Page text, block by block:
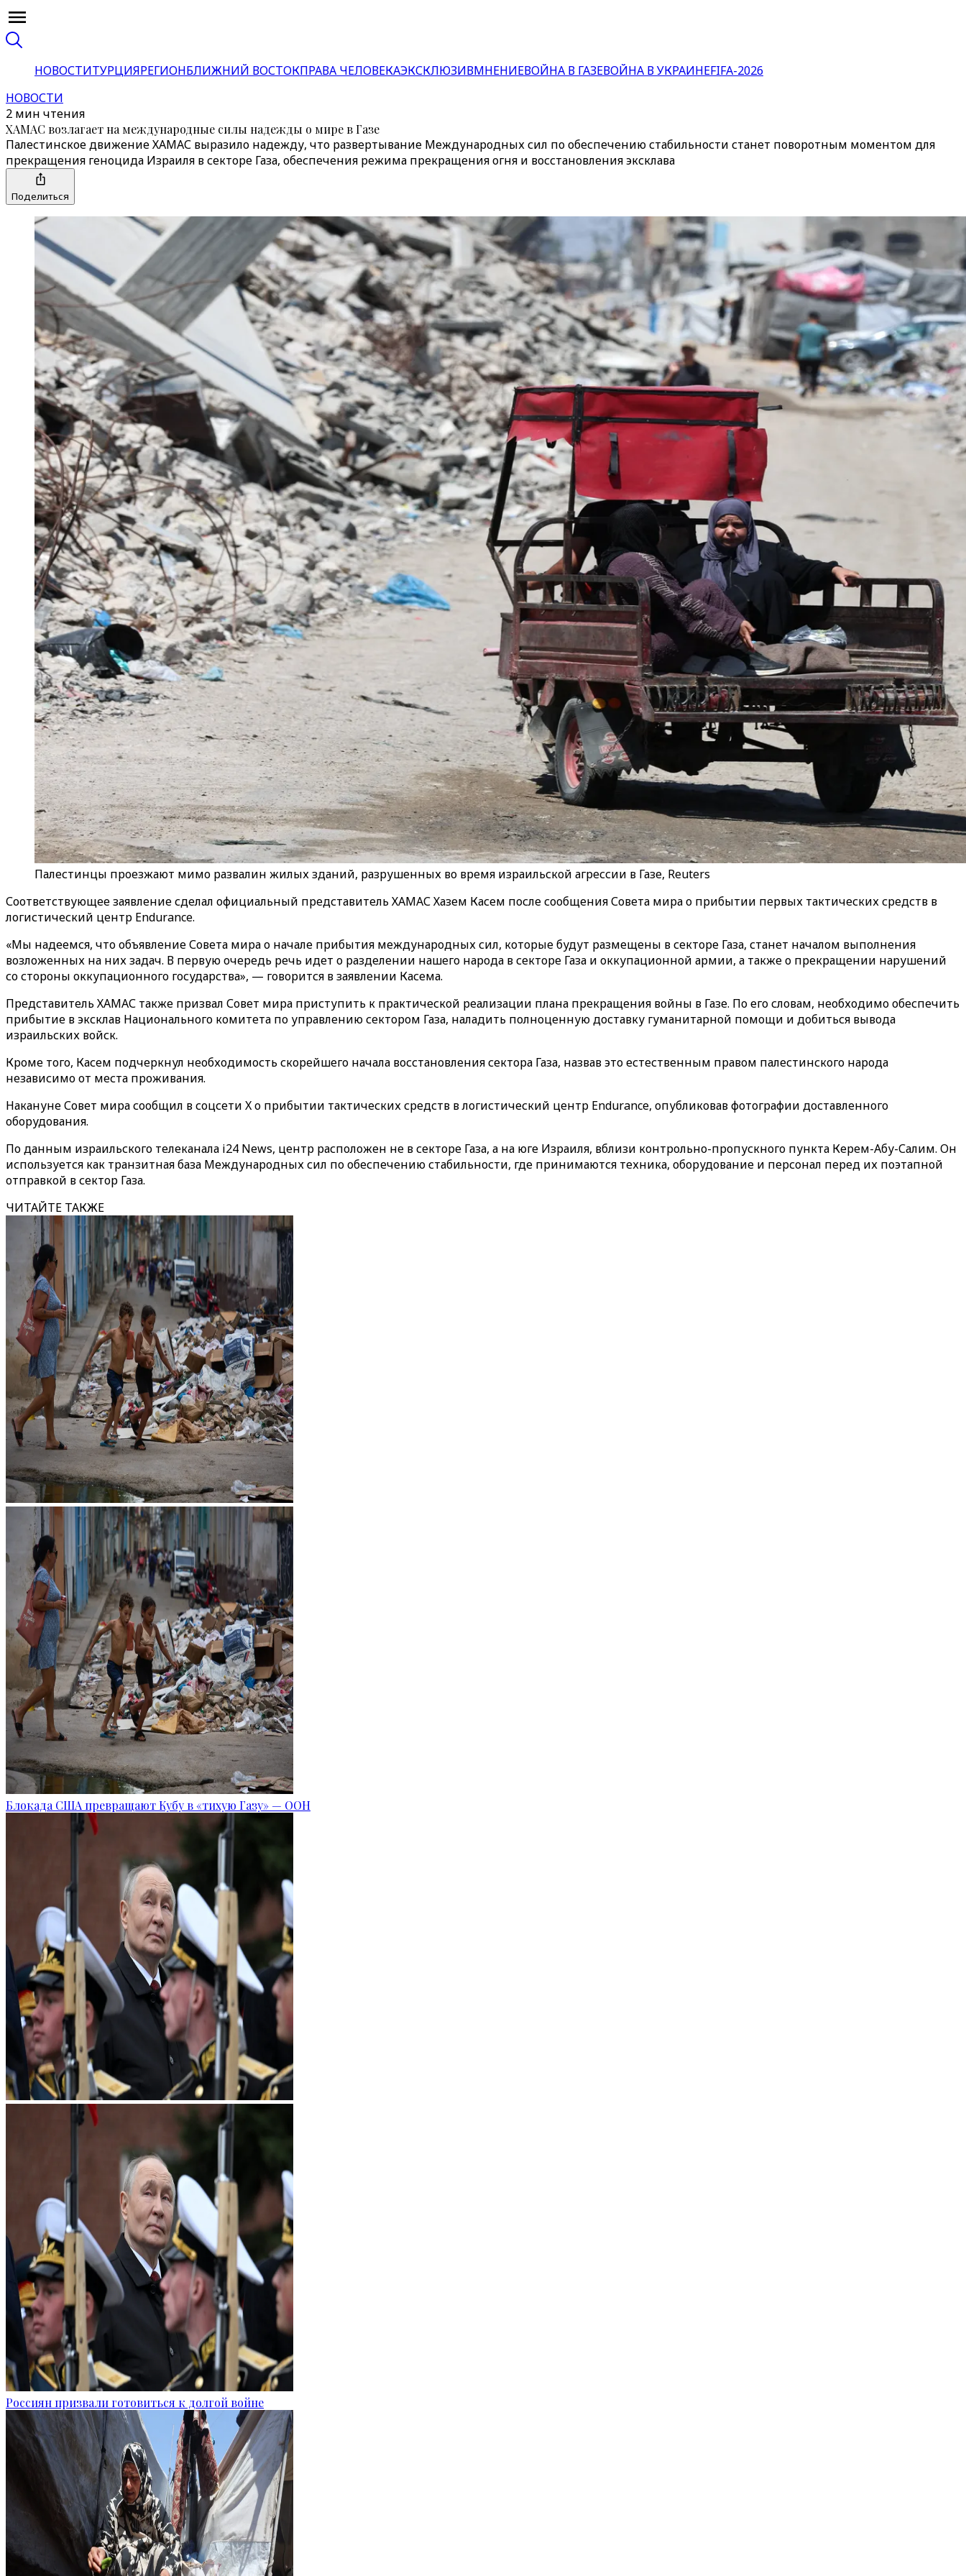
НОВОСТИТУРЦИЯРЕГИОНБЛИЖНИЙ ВОСТОКПРАВА ЧЕЛОВЕКАЭКСКЛЮЗИВМНЕНИЕВОЙНА В ГАЗЕВОЙНА В УКРАИНЕFIFA-2026
НОВОСТИ
2 мин чтения
ХАМАС возлагает на международные силы надежды о мире в Газе
Палестинское движение ХАМАС выразило надежду, что развертывание Международных сил по обеспечению стабильности станет поворотным моментом для
прекращения геноцида Израиля в секторе Газа, обеспечения режима прекращения огня и восстановления эксклава
Поделиться
Палестинцы проезжают мимо развалин жилых зданий, разрушенных во время израильской агрессии в Газе, Reuters
Соответствующее заявление сделал официальный представитель ХАМАС Хазем Касем после сообщения Совета мира о прибытии первых тактических средств в
логистический центр Endurance.
«Мы надеемся, что объявление Совета мира о начале прибытия международных сил, которые будут размещены в секторе Газа, станет началом выполнения
возложенных на них задач. В первую очередь речь идет о разделении нашего народа в секторе Газа и оккупационной армии, а также о прекращении нарушений
со стороны оккупационного государства», — говорится в заявлении Касема.
Представитель ХАМАС также призвал Совет мира приступить к практической реализации плана прекращения войны в Газе. По его словам, необходимо обеспечить
прибытие вэксклав Национального комитета по управлению сектором Газа, наладить полноценную доставку гуманитарной помощи и добиться вывода
израильских войск.
Кроме того, Касем подчеркнул необходимость скорейшего начала восстановления сектора Газа, назвав это естественным правом палестинского народа
независимо от места проживания.
Накануне Совет мира сообщил в соцсети X о прибытии тактических средств в логистический центр Endurance, опубликовав фотографии доставленного
оборудования.
По данным израильского телеканала i24 News, центр расположен не в секторе Газа, а на юге Израиля, вблизи контрольно-пропускного пункта Керем-Абу-Салим. Он
используется как транзитная база Международных сил по обеспечению стабильности, где принимаются техника, оборудование и персонал перед их поэтапной
отправкой в сектор Газа.
ЧИТАЙТЕ ТАКЖЕ
Блокада США превращают Кубу в «тихую Газу» — ООН
Россиян призвали готовиться к долгой войне